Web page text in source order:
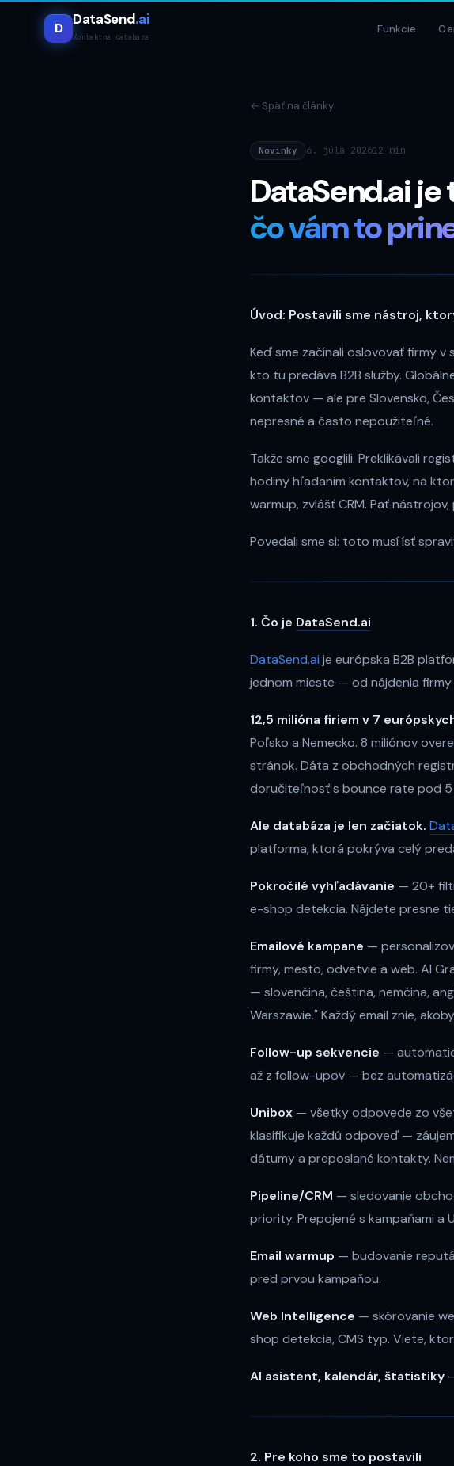
D
DataSend.ai
Kontaktná databáza
Funkcie
← Späť na články
Novinky 6. júla 202612 min
DataSend.ai
čo vám to
Úvod: Postavili sme nástroj,
Keď sme začínali oslovovať firmy v
kto tu predáva B2B služby.
kontaktov — ale pre Slovensko,
nepresné a často nepoužiteľné.
Takže sme googlili. Preklikávali
hodiny hľadaním kontaktov, na
warmup, zvlášť CRM. Päť
Povedali sme si: toto musí ísť
1. Čo je DataSend.ai
DataSend.ai je európska B2B
jednom mieste — od nájdenia
12,5 milióna firiem v 7
Poľsko a Nemecko. 8 miliónov
stránok. Dáta z obchodných
doručiteľnosť s bounce rate pod 5
Ale databáza je len začiatok.
platforma, ktorá pokrýva celý
Pokročilé vyhľadávanie — 20+
e-shop detekcia. Nájdete presne
Emailové kampane —
firmy, mesto, odvetvie a web. AI
— slovenčina, čeština, nemčina,
Warszawie." Každý email znie,
Follow-up sekvencie —
až z follow-upov — bez
Unibox — všetky odpovede zo
klasifikuje každú odpoveď —
dátumy a preposlané kontakty.
Pipeline/CRM — sledovanie
priority. Prepojené s kampaňami a
Email warmup — budovanie
pred prvou kampaňou.
Web Intelligence — skórovanie
shop detekcia, CMS typ. Viete,
AI asistent, kalendár, štatistiky
2. Pre koho sme to postavili